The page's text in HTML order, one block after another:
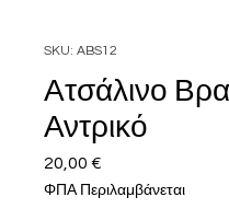
SKU: ABS12
Ατσάλινο
Αντρικό
20,00 €
ΦΠΑ Περιλαμβάνεται